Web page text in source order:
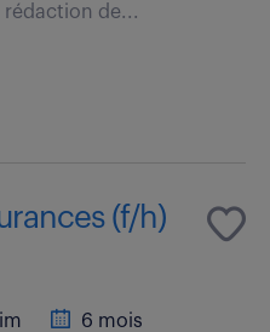
de...
(f/h)
6 mois